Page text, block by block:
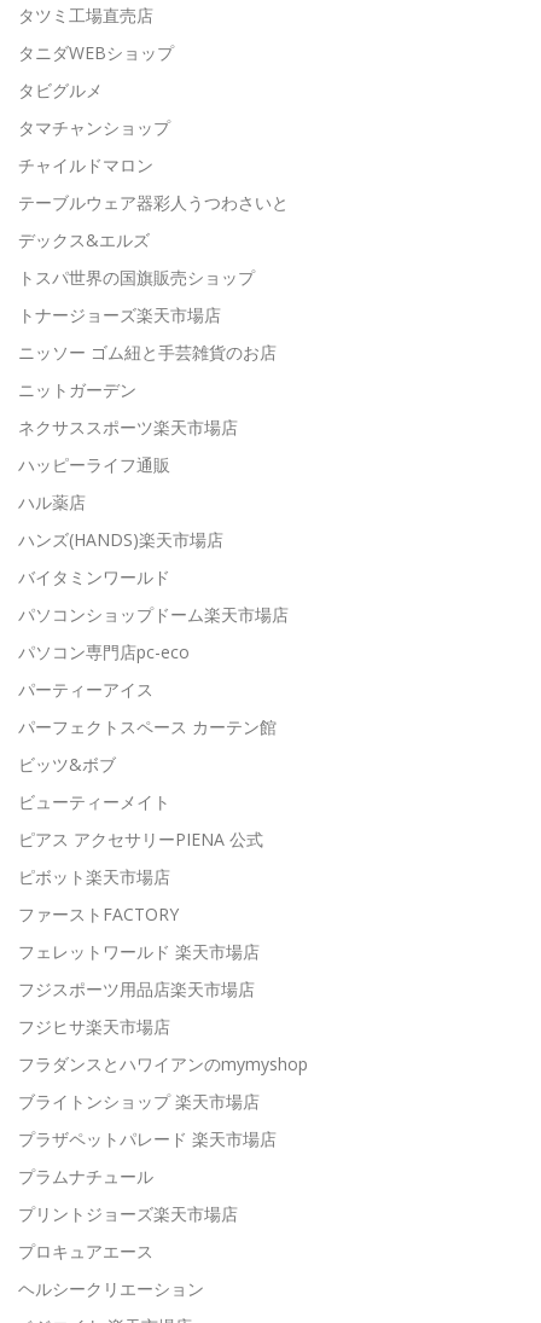
タツミ工場直売店
タニダWEBショップ
タビグルメ
タマチャンショップ
チャイルドマロン
テーブルウェア器彩人うつわさいと
デックス&エルズ
トスパ世界の国旗販売ショップ
トナージョーズ楽天市場店
ニッソー ゴム紐と手芸雑貨のお店
ニットガーデン
ネクサススポーツ楽天市場店
ハッピーライフ通販
ハル薬店
ハンズ(HANDS)楽天市場店
バイタミンワールド
パソコンショップドーム楽天市場店
パソコン専門店pc-eco
パーティーアイス
パーフェクトスペース カーテン館
ビッツ&ボブ
ビューティーメイト
ピアス アクセサリーPIENA 公式
ピボット楽天市場店
ファーストFACTORY
フェレットワールド 楽天市場店
フジスポーツ用品店楽天市場店
フジヒサ楽天市場店
フラダンスとハワイアンのmymyshop
ブライトンショップ 楽天市場店
プラザペットパレード 楽天市場店
プラムナチュール
プリントジョーズ楽天市場店
プロキュアエース
ヘルシークリエーション